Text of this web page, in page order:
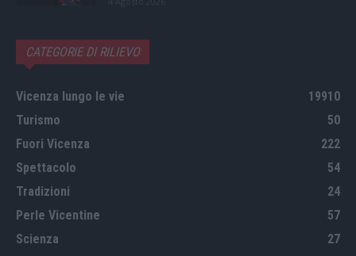
CATEGORIE DI RILIEVO
Vicenza lungo le vie
19910
Turismo
50
Fuori Vicenza
222
Spettacolo
54
Tradizioni
24
Perle Vicentine
57
Scienza
27